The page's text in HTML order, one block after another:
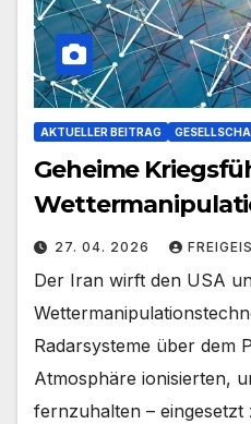
AKTUELLER BEITRAG
Geheime
27. 04. 2026
Der Iran wirft den USA
Radarsysteme über dem
Atmosphäre ionisierten,
fernzuhalten –